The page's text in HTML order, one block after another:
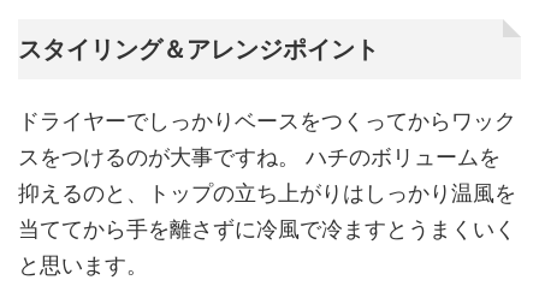
スタイリング＆アレンジポイント
ドライヤーでしっかりベースをつくってからワック
スをつけるのが大事ですね。 ハチのボリュームを
抑えるのと、トップの立ち上がりはしっかり温風を
当ててから手を離さずに冷風で冷ますとうまくいく
と思います。